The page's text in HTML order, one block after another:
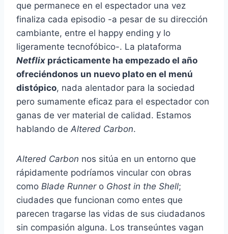
que permanece en el espectador una vez
finaliza cada episodio -a pesar de su dirección
cambiante, entre el happy ending y lo
ligeramente tecnofóbico-. La plataforma
Netflix prácticamente ha empezado el año
ofreciéndonos un nuevo plato en el menú
distópico, nada alentador para la sociedad
pero sumamente eficaz para el espectador con
ganas de ver material de calidad. Estamos
hablando de Altered Carbon.
Altered Carbon nos sitúa en un entorno que
rápidamente podríamos vincular con obras
como Blade Runnero Ghost in the Shell;
ciudades que funcionan como entes que
parecen tragarse las vidas de sus ciudadanos
sin compasión alguna. Los transeúntes vagan